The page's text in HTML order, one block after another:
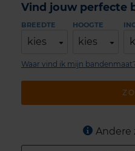
Vind jouw perfecte
BREEDTE
kies
HOOGTE
kies
Waar vind ik mijn
Andere